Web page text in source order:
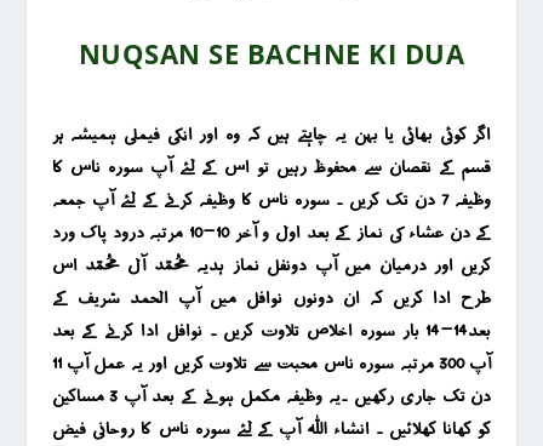
NUQSAN SE BACHNE KI DUA
اگر کوئی بھائی یا بہن یہ چاہتے ہیں کہ وہ اور انکی فیملی ہمیشہ ہر
قسم کے نقصان سے محفوظ رہیں تو اس کے لئے آپ سورہ ناس کا
وظیفہ 7 دن تک کریں ۔ سورہ ناس کا وظیفہ کرنے کے لئے آپ جمعہ
کے دن عشاء کی نماز کے بعد اول و آخر 10-10 مرتبہ درود پاک ورد
کریں اور درمیان میں آپ دونفل نماز ہدیہ محمد آل محمد اس
طرح ادا کریں کہ ان دونوں نوافل میں آپ الحمد شریف کے
بعد14-14 بار سورہ اخلاص تلاوت کریں ۔ نوافل ادا کرنے کے بعد
آپ 300 مرتبہ سورہ ناس محبت سے تلاوت کریں اور یہ عمل آپ 11
دن تک جاری رکھیں ۔یہ وظیفہ مکمل ہونے کے بعد آپ 3 مساکین
کو کھانا کھلائیں ۔ انشاء اللہ آپ کے لئے سورہ ناس کا روحانی فیض